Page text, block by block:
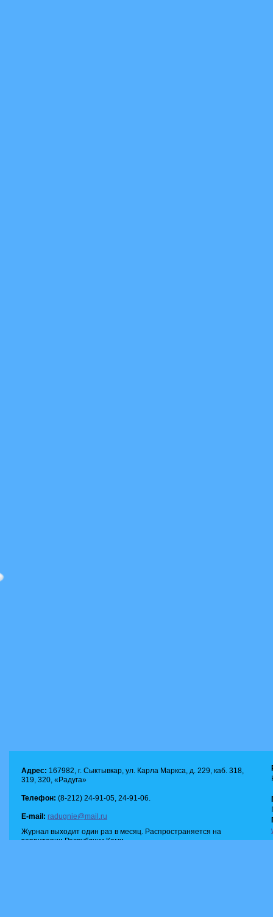
Адрес: 167982, г. Сыктывкар, ул. Карла Маркса, д. 229, каб. 318,
319, 320, «Радуга»
Телефон: (8-212) 24-91-05, 24-91-06.
E-mail: radugnie@mail.ru
Журнал выходит один раз в месяц. Распространяется на
территории Республики Коми.